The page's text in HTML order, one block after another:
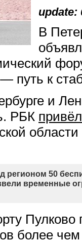
update:
В
путь к
и
РБК привёл
регионом 50
временные
более